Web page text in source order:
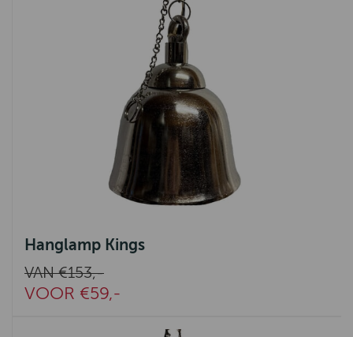
Hanglamp Kings
VAN €153,-
VOOR €59,-